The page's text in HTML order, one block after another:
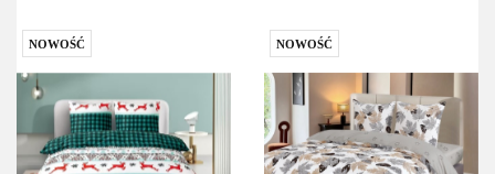
NOWOŚĆ NOWOŚĆ